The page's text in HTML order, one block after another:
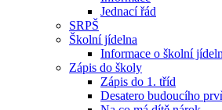
Jednací řád
SRPŠ
Školní jídelna
Informace o školní
Zápis do školy
Zápis do 1. tříd
Desatero budoucího